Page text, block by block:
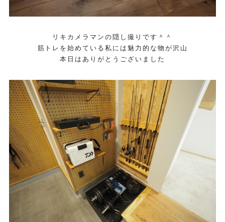
リキカメラマンの隠し撮りです＾＾
筋トレを始めている私には魅力的な物が沢山
本日はありがとうございました